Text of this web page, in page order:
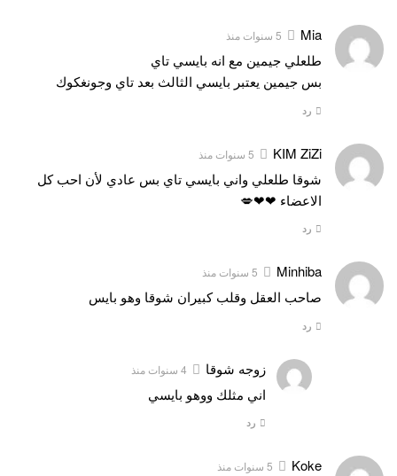
Mia 5 سنوات منذ
طلعلي جيمين مع انه بايسي تاي
بس جيمين يعتبر بايسي الثالث بعد تاي وجونغكوك
رد
KIM ZiZi 5 سنوات منذ
شوقا طلعلي واني بايسي تاي بس عادي لأن احب كل
الاعضاء ❤❤💋
رد
Minhiba 5 سنوات منذ
صاحب العقل وقلب كبيران شوقا وهو بايس
رد
زوجه شوقا 4 سنوات منذ
اني مثلك ووهو بايسي
رد
Koke 5 سنوات منذ